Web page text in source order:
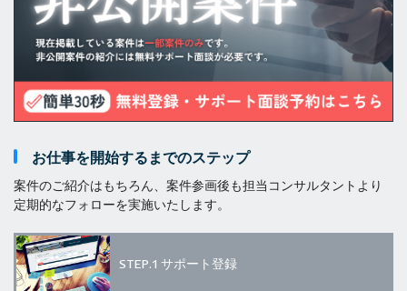
お仕事を開始するまでのステップ
案件のご紹介はもちろん、案件参画後も担当コンサルタントより
定期的なフォローを実施いたします。
STEP.1 サポート登録